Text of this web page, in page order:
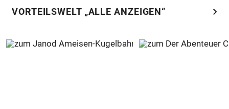
VORTEILSWELT „ALLE ANZEIGEN“ chevron_right